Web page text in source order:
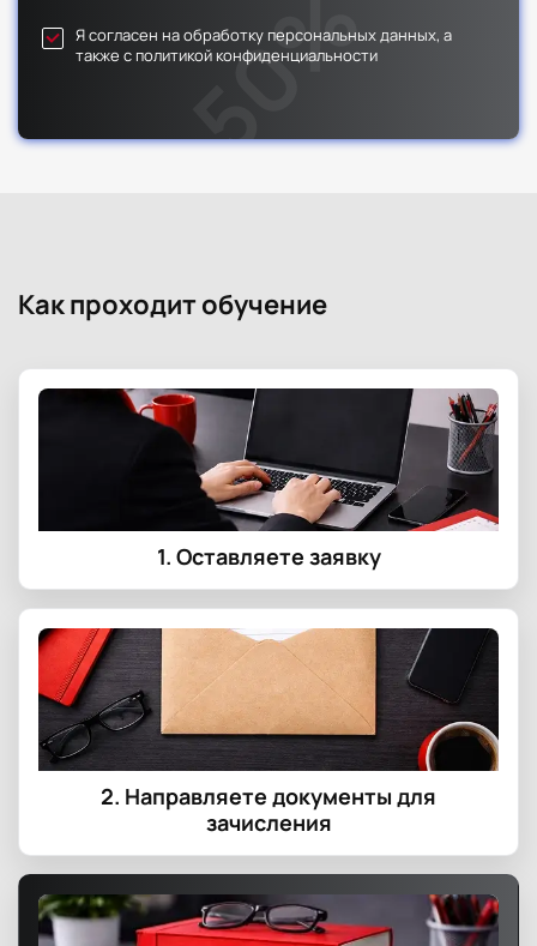
Я согласен на обработку персональных данных, а
также с политикой конфиденциальности
Как проходит обучение
1. Оставляете заявку
2. Направляете документы для
зачисления